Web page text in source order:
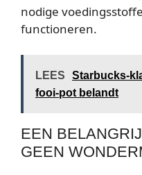
nodige
functioneren.
LEES
Starbucks-
fooi-pot belandt
EEN
GEEN